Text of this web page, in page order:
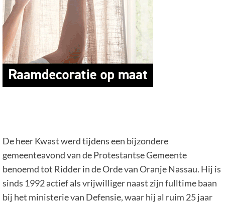
De heer Kwast werd tijdens een bijzondere
gemeenteavond van de Protestantse Gemeente
benoemd tot Ridder in de Orde van Oranje Nassau. Hij is
sinds 1992 actief als vrijwilliger naast zijn fulltime baan
bij het ministerie van Defensie, waar hij al ruim 25 jaar